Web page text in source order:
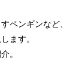
ペンギンなど、
ます。
。